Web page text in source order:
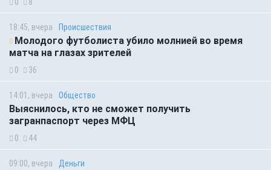
18:45, вчера Происшествия
Молодого футболиста убило молнией во время
матча на глазах зрителей
0 36
14:01, вчера Общество
Выяснилось, кто не сможет получить
загранпаспорт через МФЦ
0 44
09:00, вчера Деньги